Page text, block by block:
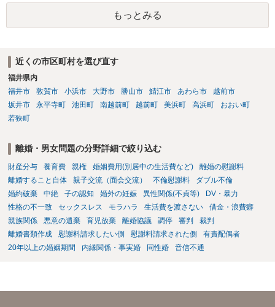
が、 ２００万円でも、５０万円でも、公序良俗に反するほど高額
と思います。 そのうえで、合意できるかは、相手も納得できるか
否かにかかってはきますが。 ４ 質問④ ご記載の内容からは判断
できないのですが、 清算条項を記載しないで合意することはリス
クがありますので、むしろ、原則としては、清算条項を記載するべき
であるとお考えいただくといいです。 ご質問に対する回答は以上で
すが、可能であれば、ご依頼になるかは別として、お近くの弁護士に
お勧めいたします。 ご参考にしていただければ幸いです。
談してください。
もっとみる
近くの市区町村を選び直す
福井県内
福井市
敦賀市 小浜市 大野市 勝山市 鯖江市 あわら市
越前市
坂井市
永平寺町 池田町 南越前町 越前町 美浜町 高浜町
おおい町
若狭町
離婚・男女問題の分野詳細で絞り込む
財産分与 養育費 親権 婚姻費用(別居中の生活費など)
離婚の慰謝料
離婚すること自体
親子交流（面会交流） 不倫慰謝料
ダブル不倫
婚約破棄
中絶 子の認知 婚外の妊娠 異性関係(不貞等)
DV・暴力
性格の不一致
セックスレス モラハラ 生活費を渡さない
借金・浪費癖
親族関係
悪意の遺棄 育児放棄 離婚協議 調停 審判
裁判
離婚書類作成
慰謝料請求したい側 慰謝料請求された側
有責配偶者
20年以上の婚姻期間
内縁関係・事実婚 同性婚 音信不通